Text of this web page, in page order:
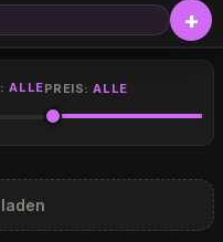
ALLEPREIS:ALLE